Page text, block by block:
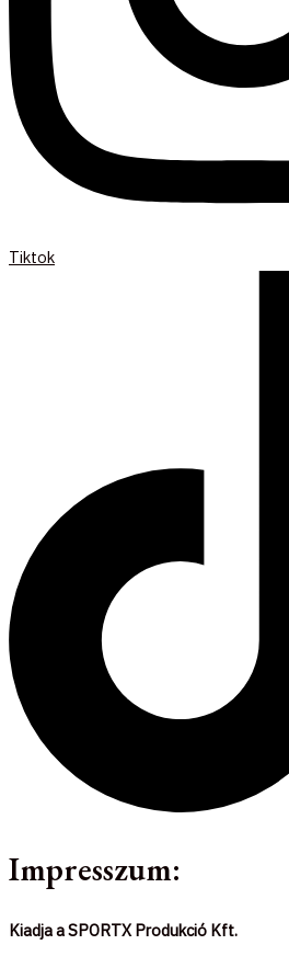
Tiktok
Impresszum:
Kiadja a SPORTX Produkció Kft.